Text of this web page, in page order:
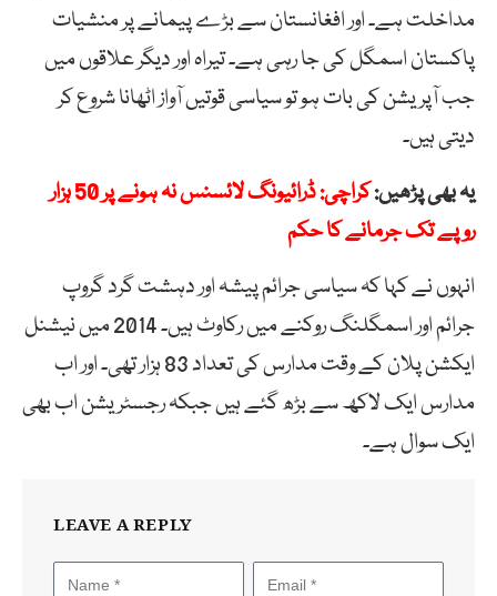
مداخلت ہے۔ اور افغانستان سے بڑے پیمانے پر منشیات
پاکستان اسمگل کی جا رہی ہے۔ تیراہ اور دیگر علاقوں میں
جب آپریشن کی بات ہو تو سیاسی قوتیں آواز اٹھانا شروع کر
دیتی ہیں۔
یہ بھی پڑھیں:
کراچی: ڈرائیونگ لائسنس نہ ہونے پر 50 ہزار
روپے تک جرمانے کا حکم
انہوں نے کہا کہ سیاسی جرائم پیشہ اور دہشت گرد گروپ
جرائم اور اسمگلنگ روکنے میں رکاوٹ ہیں۔ 2014 میں نیشنل
ایکشن پلان کے وقت مدارس کی تعداد 83 ہزار تھی۔ اور اب
مدارس ایک لاکھ سے بڑھ گئے ہیں جبکہ رجسٹریشن اب بھی
ایک سوال ہے۔
LEAVE A REPLY